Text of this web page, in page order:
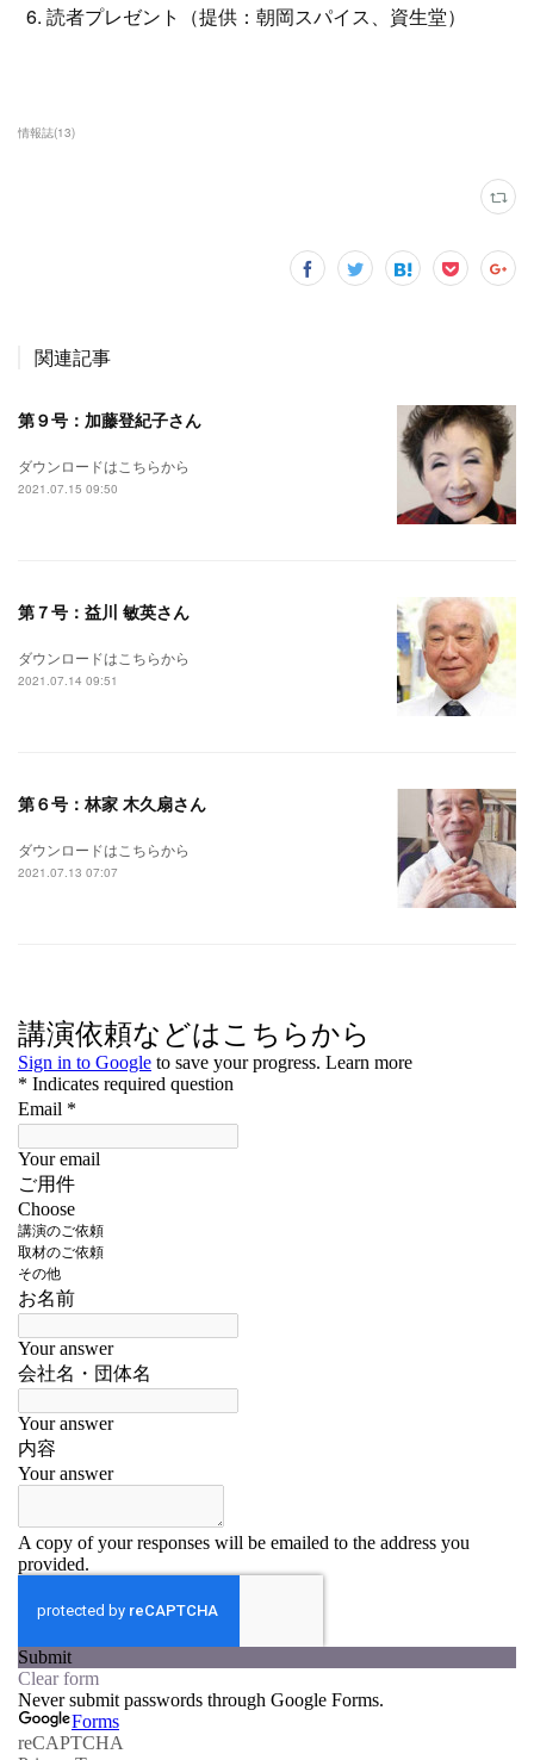
読者プレゼント（提供：朝岡スパイス、資生堂）
情報誌(13)
関連記事
第９号：加藤登紀子さん
ダウンロードはこちらから
2021.07.15 09:50
第７号：益川 敏英さん
ダウンロードはこちらから
2021.07.14 09:51
第６号：林家 木久扇さん
ダウンロードはこちらから
2021.07.13 07:07